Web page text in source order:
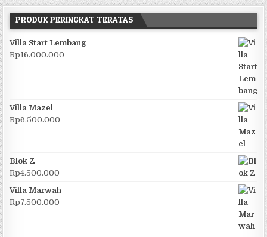
PRODUK PERINGKAT TERATAS
Villa Start Lembang
Rp16.000.000
Villa Mazel
Rp6.500.000
Blok Z
Rp4.500.000
Villa Marwah
Rp7.500.000